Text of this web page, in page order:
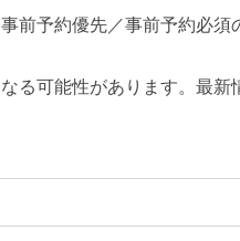
前予約優先／事前予約必須
る可能性があります。最新